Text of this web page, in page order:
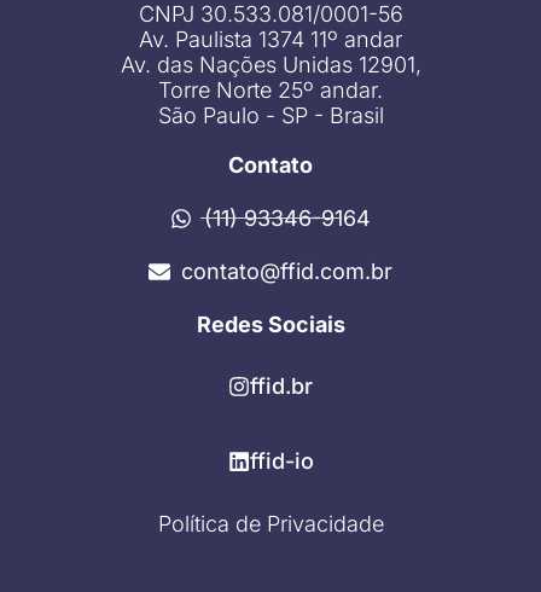
CNPJ 30.533.081/0001-56
Av. Paulista 1374 11º andar
Av. das Nações Unidas 12901,
Torre Norte 25º andar.
São Paulo - SP - Brasil
Contato
(11) 93346-9164
contato@ffid.com.br
Redes Sociais
ffid.br
ffid-io
Política de Privacidade